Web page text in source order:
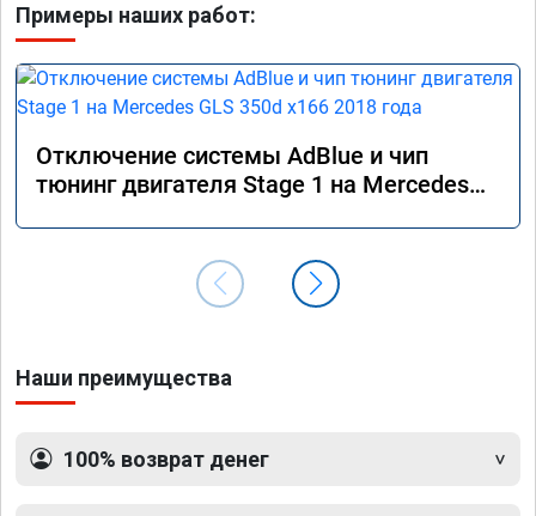
Примеры наших работ:
Отключение системы AdBlue и чип
тюнинг двигателя Stage 1 на Mercedes
Наши преимущества
100% возврат денег